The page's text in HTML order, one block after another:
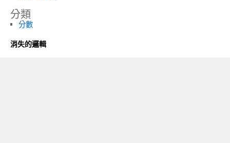
分類
分數
消失的邏輯